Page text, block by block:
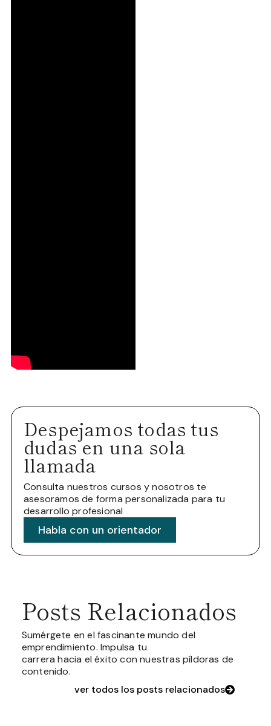
Despejamos todas tus
dudas en una sola
llamada
Consulta nuestros cursos y nosotros te
asesoramos de forma personalizada para tu
desarrollo profesional
Habla con un orientador
Posts Relacionados
Sumérgete en el fascinante mundo del
emprendimiento. Impulsa tu
carrera hacia el éxito con nuestras píldoras de
contenido.
ver todos los posts relacionados